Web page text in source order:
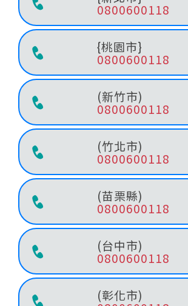
0800600118
{桃園市}
0800600118
(新竹市)
0800600118
(竹北市)
0800600118
(苗栗縣)
0800600118
(台中市)
0800600118
(彰化市)